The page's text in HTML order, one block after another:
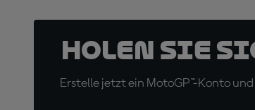
Holen Sie
Erstelle jetzt ein MotoGP™-Konto